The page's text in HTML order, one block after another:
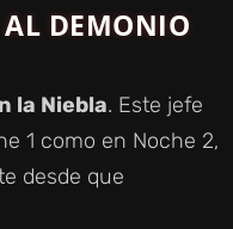
DEMONIO
la Niebla. Este jefe
1 como en Noche 2,
desde que